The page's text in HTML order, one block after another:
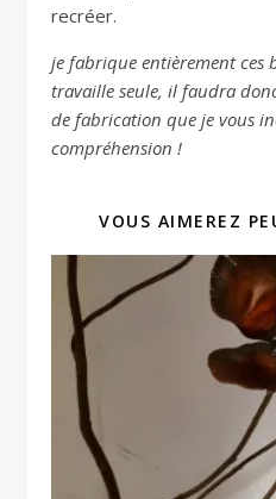
recréer.
je fabrique entièrement ces
travaille seule, il faudra
de fabrication que je vous
compréhension !
VOUS AIMEREZ